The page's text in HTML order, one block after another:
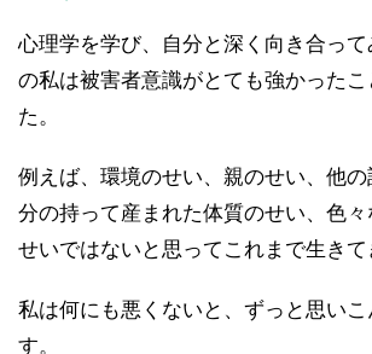
心理学を学び、自分と深く向き合っ
の私は被害者意識がとても強かった
た。
例えば、環境のせい、親のせい、他
分の持って産まれた体質のせい、色
せいではないと思ってこれまで生きて
私は何にも悪くないと、ずっと思い
す。